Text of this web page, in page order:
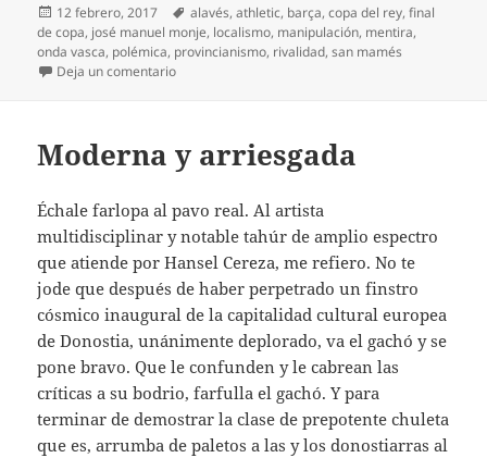
Publicado
el
12 febrero, 2017 Etiquetas
alavés,athletic, barça,copa del rey,final
de copa, josé manuel monje, localismo, manipulación, mentira,
onda vasca, polémica, provincianismo, rivalidad,san mamés
Deja un comentarioen Gilipolémicas
Moderna y arriesgada
Échale farlopa al pavo real. Al artista
multidisciplinar y notable tahúr de amplio espectro
que atiende por Hansel Cereza, me refiero. No te
jode que después de haber perpetrado un finstro
cósmico inaugural de la capitalidad cultural europea
de Donostia, unánimente deplorado, va el gachó y se
pone bravo. Que le confunden y le cabrean las
críticas a su bodrio, farfulla el gachó. Y para
terminar de demostrar la clase de prepotente chuleta
que es, arrumba de paletos a las y los donostiarras al